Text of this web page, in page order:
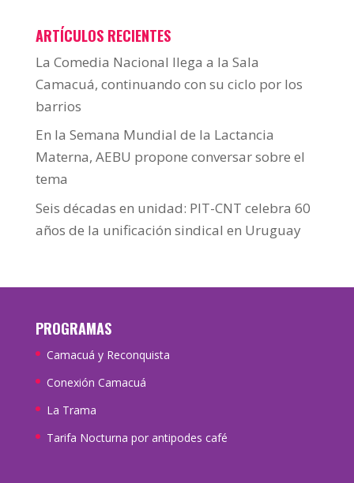
ARTÍCULOS RECIENTES
La Comedia Nacional llega a la Sala
Camacuá, continuando con su ciclo por los
barrios
En la Semana Mundial de la Lactancia
Materna, AEBU propone conversar sobre el
tema
Seis décadas en unidad: PIT-CNT celebra 60
años de la unificación sindical en Uruguay
PROGRAMAS
Camacuá y Reconquista
Conexión Camacuá
La Trama
Tarifa Nocturna por antipodes café